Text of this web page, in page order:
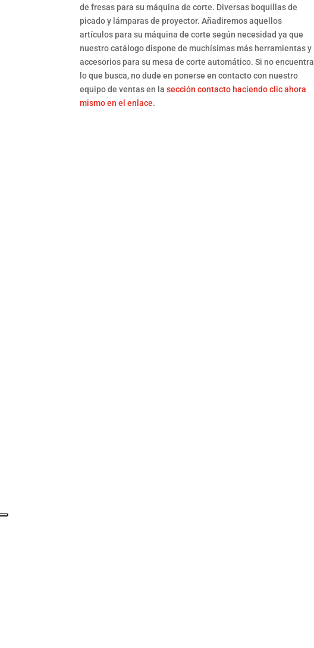
de fresas para su máquina de corte. Diversas boquillas de
picado y lámparas de proyector. Añadiremos aquellos
artículos para su máquina de corte según necesidad ya que
nuestro catálogo dispone de muchísimas más herramientas y
accesorios para su mesa de corte automático. Si no encuentra
lo que busca, no dude en ponerse en contacto con nuestro
equipo de ventas en lasección contacto haciendo clic ahora
mismo en el enlace.